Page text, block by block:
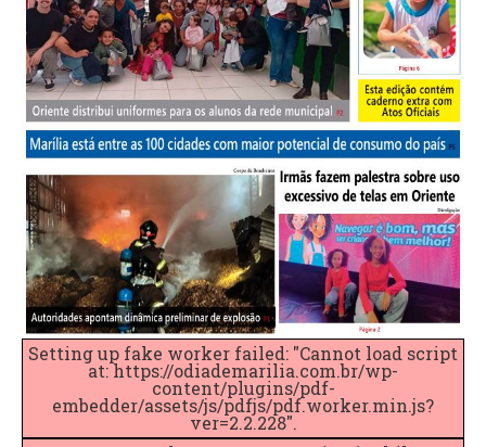
Setting up fake worker failed: "Cannot load script
at: https://odiademarilia.com.br/wp-
content/plugins/pdf-
embedder/assets/js/pdfjs/pdf.worker.min.js?
ver=2.2.228".